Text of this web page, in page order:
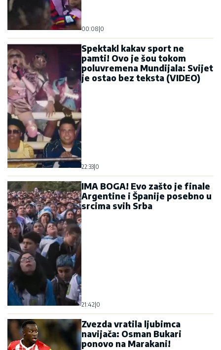
00:08 0
Spektakl kakav sport ne
pamti! Ovo je šou tokom
poluvremena Mundijala: Svijet
je ostao bez teksta (VIDEO)
22:33 0
IMA BOGA! Evo zašto je finale
Argentine i Španije posebno u
srcima svih Srba
21:42 0
Zvezda vratila ljubimca
navijača: Osman Bukari
ponovo na Marakani!